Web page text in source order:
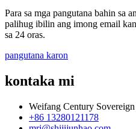
Para sa mga pangutana bahin sa
palihug ibilin ang imong email
sa 24 oras.
pangutana karon
kontaka mi
Weifang Century
+86 13280121178